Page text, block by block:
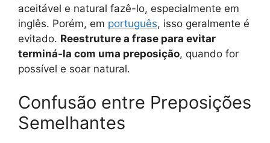
aceitável e natural fazê-lo, especialmente em
inglês. Porém, em português, isso geralmente é
evitado. Reestruture a frase para evitar
terminá-la com uma preposição, quando for
possível e soar natural.
Confusão entre Preposições
Semelhantes